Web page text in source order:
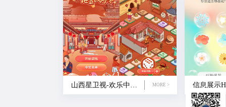
山西星卫视-欢乐中国年地道山西味大富翁H5 MORE >